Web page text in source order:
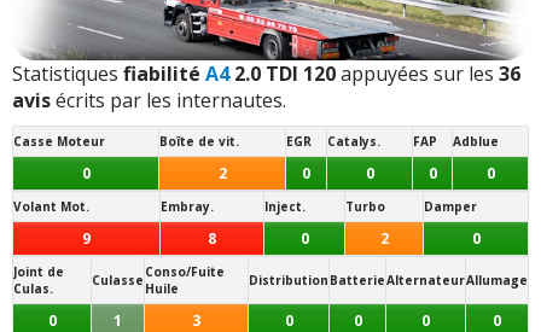
Volume de coffre:1aime2n'aiment pas
Puissance moteur et relances:3n'aiment
pas
Couple moteur:1aime2n'aiment pas
Consommation:6aiment 3n'aiment pas
Boîte de vitesses (agrément, longueur des
rapports):2n'aiment pas
Jantes disponibles de série :
16 pouces
- (225/55 R 16:Petite tendance au roulis)
Note des internautes :
13.7/20
Panne la plus signalée :
volant moteur
Statistiques fiabilité A42.0 TDI 120appuyées sur les 36
avisécrits par les internautes.
Casse Moteur Boîte de vit. EGR Catalys. FAP Adblue
0 2 0 0 0 0
Volant Mot. Embray. Inject. Turbo Damper
9 8 0 2 0
Joint de
Culas.
Culasse Conso/Fuite
Huile
Distribution BatterieAlternateurAllumage
0 1 3 0 0 0 0